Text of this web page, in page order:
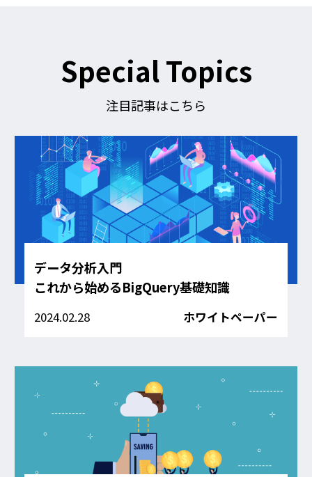
す
る
Special Topics
注目記事はこちら
データ分析入門
これから始めるBigQuery基礎知識
2024.02.28 ホワイトペーパー